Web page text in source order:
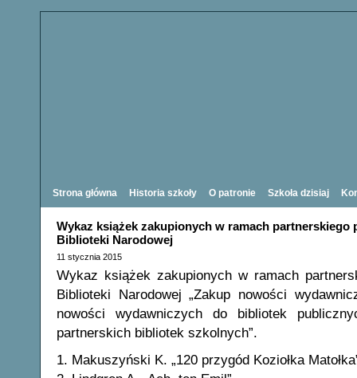
Strona główna Historia szkoły O patronie Szkoła dzisiaj
Wykaz książek zakupionych w ramach partnerskiego
Biblioteki Narodowej
11 stycznia 2015
Wykaz książek zakupionych w ramach
Biblioteki Narodowej „Zakup nowości
nowości wydawniczych do bibliotek
partnerskich bibliotek szkolnych”.
1. Makuszyński K. „120 przygód Koziołka